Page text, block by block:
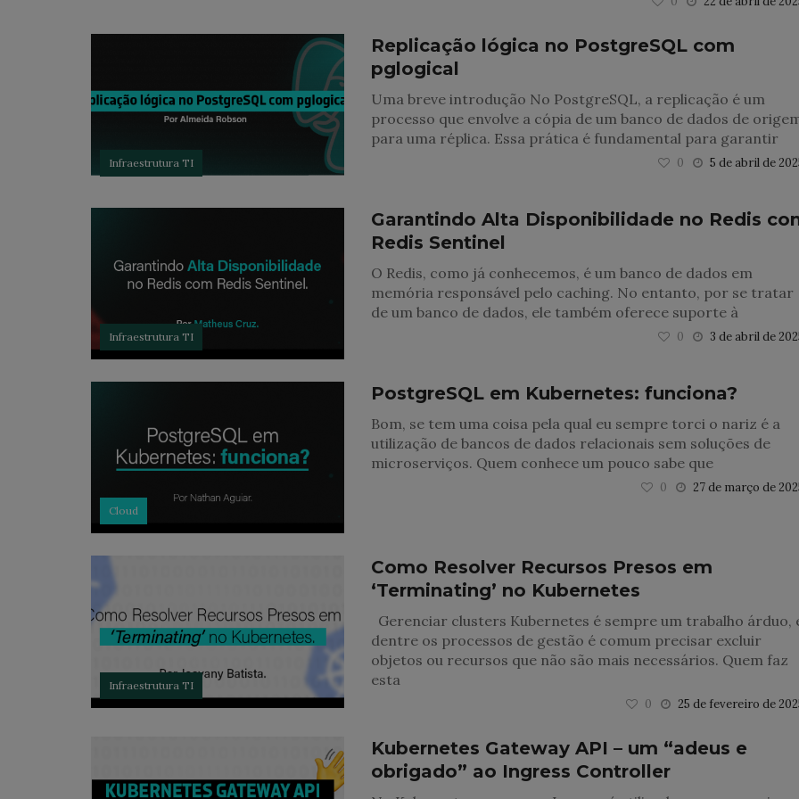
Infraestrutura TI
Replicação lógica no PostgreSQL com
pglogical
Uma breve introdução No PostgreSQL, a replicação é um
processo que envolve a cópia de um banco de dados de
para uma réplica. Essa prática é fundamental para garantir
5 de abril de
0
Infraestrutura TI
Garantindo Alta Disponibilidade no Redis
Redis Sentinel
O Redis, como já conhecemos, é um banco de dados em
memória responsável pelo caching. No entanto, por se tratar
de um banco de dados, ele também oferece suporte à
3 de abril de
0
Cloud
PostgreSQL em Kubernetes: funciona?
Bom, se tem uma coisa pela qual eu sempre torci o nariz é a
utilização de bancos de dados relacionais sem soluções de
microserviços. Quem conhece um pouco sabe que
27 de março de
0
Infraestrutura TI
Como Resolver Recursos Presos em
‘Terminating’ no Kubernetes
Gerenciar clusters Kubernetes é sempre um trabalho árduo,
dentre os processos de gestão é comum precisar excluir
objetos ou recursos que não são mais necessários. Quem faz
esta
25 de fevereiro de
0
Kubernetes Gateway API – um “adeus e
obrigado” ao Ingress Controller